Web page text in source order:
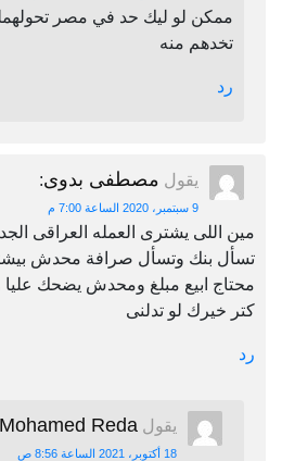
ممكن لو ليك حد في مصر
تخدهم منه
رد
يقول مصطفى بدوى:
9 سبتمبر، 2020 الساعة 7:00 م
مين اللى يشترى العمله العراقى
تسأل بنك وتسأل صرافة محدش
محتاج ابيع مبلغ ومحدش يضحك عليا
كتر خيرك لو تدلنى
رد
يقول Mohamed Reda
18 أكتوبر، 2021 الساعة 8:56 ص